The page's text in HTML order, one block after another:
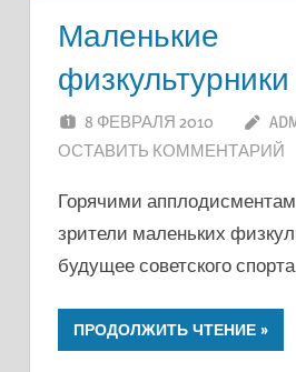
Маленькие
физкультурники
8 ФЕВРАЛЯ 2010
ОСТАВИТЬ КОММЕНТАРИЙ
Горячими
зрители маленьких
будущее советского спорта
ПРОДОЛЖИТЬ ЧТЕНИЕ